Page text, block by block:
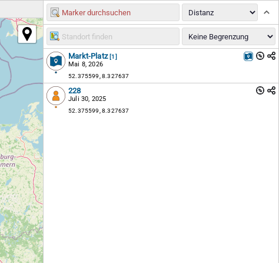
Markt-Platz [1]
Mai 8, 2026
52.375599, 8.327637
228
Juli 30, 2025
52.375599, 8.327637